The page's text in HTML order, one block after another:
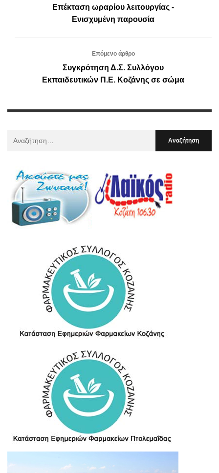
Επέκταση ωραρίου λειτουργίας -
Ενισχυμένη παρουσία
Επόμενο άρθρο
Συγκρότηση Δ.Σ. Συλλόγου
Εκπαιδευτικών Π.Ε. Κοζάνης σε σώμα